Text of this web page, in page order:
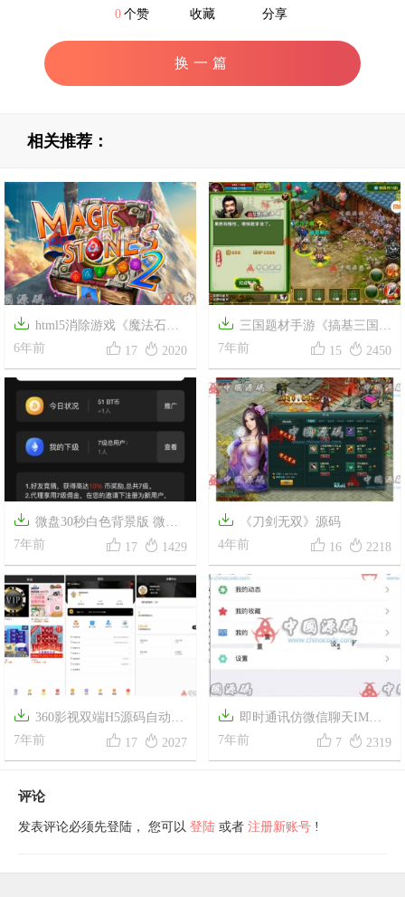
0 个赞 收藏 分享
换一篇
相关推荐：
 html5消除游戏《魔法石》
源码
6年前  17  2020
 三国题材手游《搞基三国》
源码
7年前  15  2450
 微盘30秒白色背景版 微信
对接+短信对接+七级代理分销
7年前  17  1429

《刀剑无双》源码
4年前
 16  2218
 360影视双端H5源码自动更
新版APP+ThinkPHP新后台+分
销推广+一键安装+安装修改教
7年前  17  2027
 即时通讯仿微信聊天IM酷
聊版APP源码+钱包红包发现等
功能+详细安装教程
7年前  7  2319
评论
发表评论必须先登陆， 您可以 登陆 或者 注册新账号 !